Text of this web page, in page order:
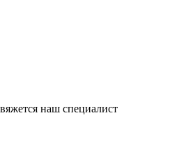
наш специалист